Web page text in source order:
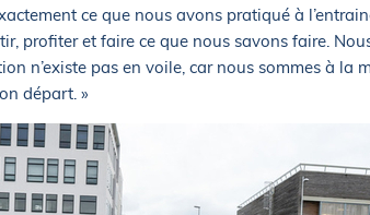
ce que nous avons pratiqué à
profiter et faire ce que nous savons faire.
n’existe pas en voile, car nous sommes à la
départ. »